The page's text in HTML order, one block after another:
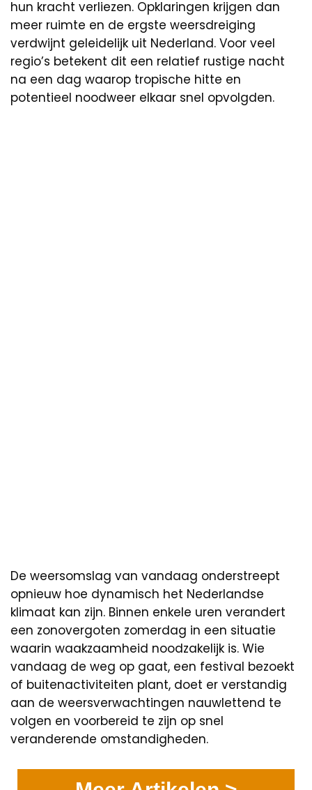
hun kracht verliezen. Opklaringen krijgen dan
meer ruimte en de ergste weersdreiging
verdwijnt geleidelijk uit Nederland. Voor veel
regio’s betekent dit een relatief rustige nacht
na een dag waarop tropische hitte en
potentieel noodweer elkaar snel opvolgden.
De weersomslag van vandaag onderstreept
opnieuw hoe dynamisch het Nederlandse
klimaat kan zijn. Binnen enkele uren verandert
een zonovergoten zomerdag in een situatie
waarin waakzaamheid noodzakelijk is. Wie
vandaag de weg op gaat, een festival bezoekt
of buitenactiviteiten plant, doet er verstandig
aan de weersverwachtingen nauwlettend te
volgen en voorbereid te zijn op snel
veranderende omstandigheden.